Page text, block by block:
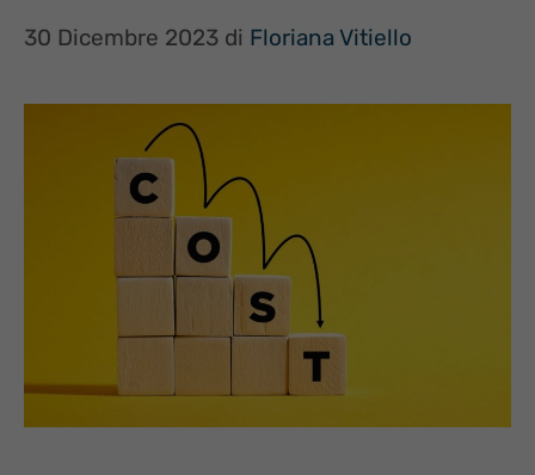
30 Dicembre 2023 di Floriana Vitiello